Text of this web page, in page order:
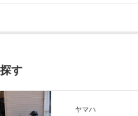
す
ヤマハ